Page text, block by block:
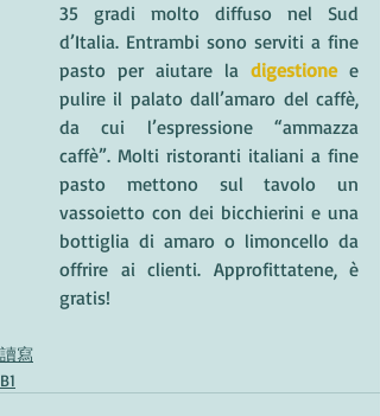
35 gradi molto diffuso nel Sud
d’Italia. Entrambi sono serviti a fine
pasto per aiutare la digestione e
pulire il palato dall’amaro del caffè,
da cui l’espressione “ammazza
caffè”. Molti ristoranti italiani a fine
pasto mettono sul tavolo un
vassoietto con dei bicchierini e una
bottiglia di amaro o limoncello da
offrire ai clienti. Approfittatene, è
gratis!
讀寫
B1